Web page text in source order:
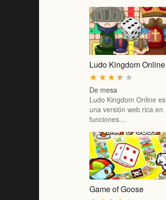
Ludo Kingdom Online
★
★
★
★
★
De mesa
Ludo Kingdom Online es
una versión web rica en
funciones…
Game of Goose